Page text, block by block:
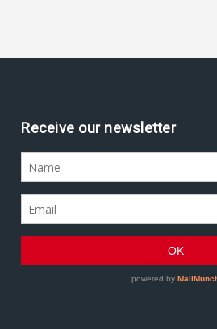
Assine nossa newsletter